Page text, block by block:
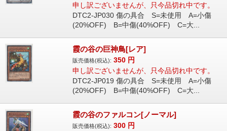
申し訳ございませんが、只今品切れ中です。
DTC2-JP030 傷の具合 S=未使用 A=小傷
(20%OFF) B=中傷(40%OFF) C=大...
霞の谷の巨神鳥[レア]
販売価格(税込): 350 円
申し訳ございませんが、只今品切れ中です。
DTC2-JP019 傷の具合 S=未使用 A=小傷
(20%OFF) B=中傷(40%OFF) C=大...
霞の谷のファルコン[ノーマル]
販売価格(税込): 300 円